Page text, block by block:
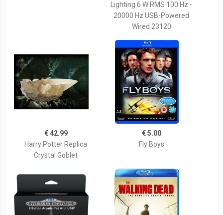
Lighting 6 W RMS 100 Hz -
20000 Hz USB-Powered
Wired 23120
€ 42.99
Harry Potter Replica
Crystal Goblet
€ 5.00
Fly Boys